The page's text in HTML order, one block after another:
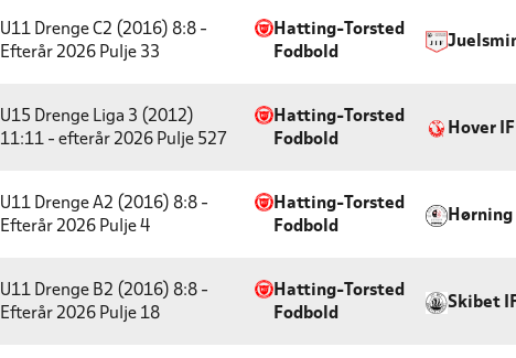
U11 Drenge C2 (2016) 8:8 -
Efterår 2026 Pulje 33
Hatting-Torsted
Fodbold
U15 Drenge Liga 3 (2012)
11:11 - efterår 2026 Pulje 527
Hatting-Torsted
Fodbold
Hover IF
U11 Drenge A2 (2016) 8:8 -
Efterår 2026 Pulje 4
Hatting-Torsted
Fodbold
Hørning
U11 Drenge B2 (2016) 8:8 -
Efterår 2026 Pulje 18
Hatting-Torsted
Fodbold
Skibet